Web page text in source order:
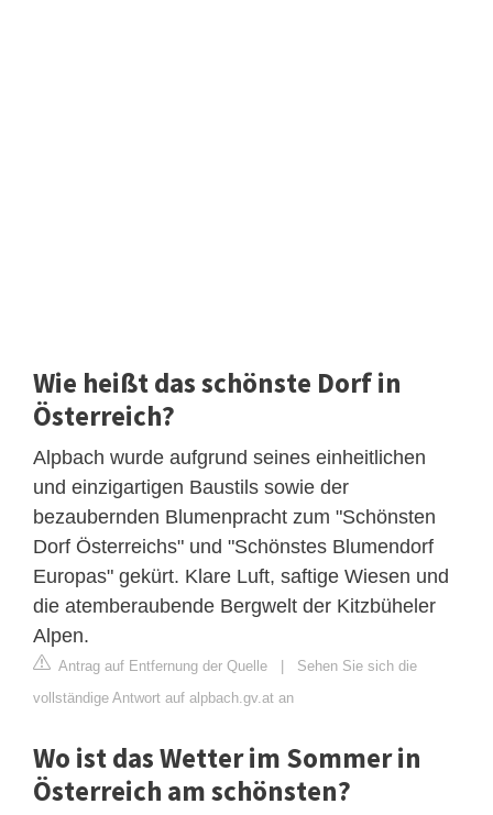
Wie heißt das schönste Dorf in
Österreich?
Alpbach wurde aufgrund seines einheitlichen
und einzigartigen Baustils sowie der
bezaubernden Blumenpracht zum "Schönsten
Dorf Österreichs" und "Schönstes Blumendorf
Europas" gekürt. Klare Luft, saftige Wiesen und
die atemberaubende Bergwelt der Kitzbüheler
Alpen.
Antrag auf Entfernung der Quelle | Sehen Sie sich die
vollständige Antwort auf alpbach.gv.at an
Wo ist das Wetter im Sommer in
Österreich am schönsten?